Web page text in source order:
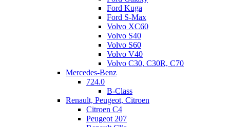
Ford Kuga
Ford S-Max
Volvo XC60
Volvo S40
Volvo S60
Volvo V40
Volvo C30, C30R, C70
Mercedes-Benz
724.0
B-Class
Renault, Peugeot, Citroen
Citroen C4
Peugeot 207